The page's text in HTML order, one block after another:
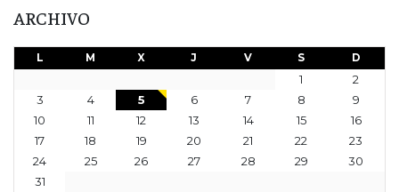
ARCHIVO
L M X J V S D
1
2
3
4 5 6 7 8
9
10
11 12 13 14 15
16
17
18 19 20 21 22
23
24
25 26 27 28 29
30
31